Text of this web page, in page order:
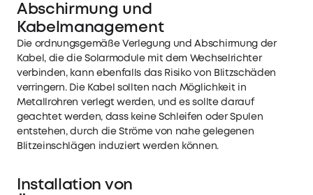
Abschirmung und
Kabelmanagement
Die ordnungsgemäße Verlegung und Abschirmung der
Kabel, die die Solarmodule mit dem Wechselrichter
verbinden, kann ebenfalls das Risiko von Blitzschäden
verringern. Die Kabel sollten nach Möglichkeit in
Metallrohren verlegt werden, und es sollte darauf
geachtet werden, dass keine Schleifen oder Spulen
entstehen, durch die Ströme von nahe gelegenen
Blitzeinschlägen induziert werden können.
Installation von